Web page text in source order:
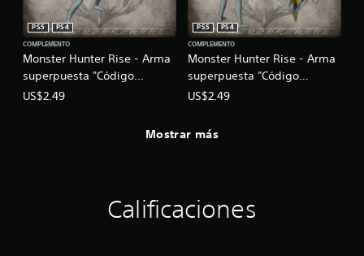
Monster Hunter Rise - Arma
superpuesta "Código
perdido: Carnhan" (Espada y
PS5
PS4
COMPLEMENTO
US$2.49
Monster Hunter Rise - Arma
superpuesta "Código
perdido: Iru" (Arco)
PS5
PS4
COMPLEMENTO
US$2.49
Mostrar más
Calificaciones